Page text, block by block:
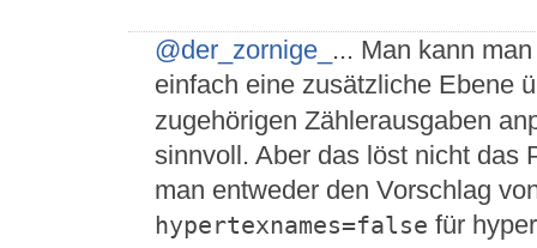
@der_zornige_ ... Man kann
einfach eine zusätzliche Ebene
zugehörigen Zählerausgaben
sinnvoll. Aber das löst nicht das
man entweder den Vorschlag
hypertexnames=false für